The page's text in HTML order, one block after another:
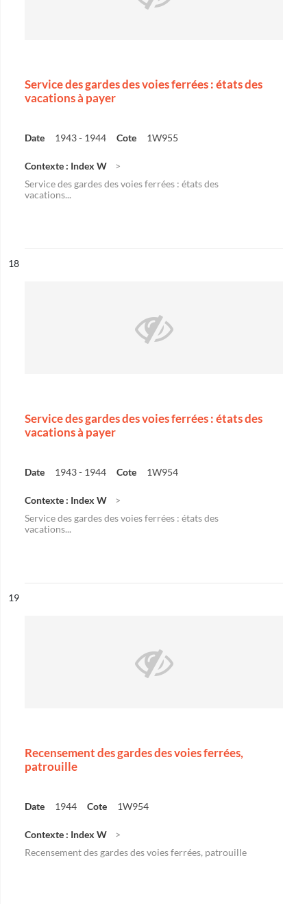
Service des gardes des voies ferrées : états des
vacations à payer
Date 1943 - 1944 Cote 1W955
Contexte : Index W
Service des gardes des voies ferrées : états des
vacations...
n°
18
Service des gardes des voies ferrées : états des
vacations à payer
Date 1943 - 1944 Cote 1W954
Contexte : Index W
Service des gardes des voies ferrées : états des
vacations...
n°
19
Recensement des gardes des voies ferrées,
patrouille
Date 1944 Cote 1W954
Contexte : Index W
Recensement des gardes des voies ferrées, patrouille